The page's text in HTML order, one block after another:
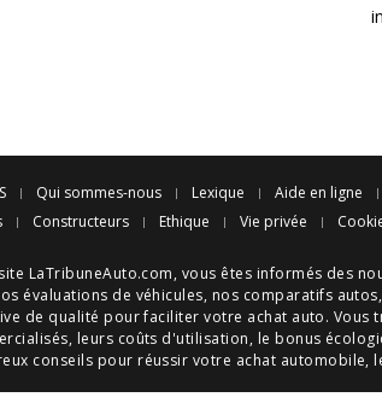
Qui sommes-nous Lexique Aide en ligne
Constructeurs Ethique Vie privée
LaTribuneAuto.com, vous êtes informés des
évaluations de véhicules, nos comparatifs autos
de qualité pour faciliter votre achat auto. Vous
leurs coûts d'utilisation, le bonus
conseils pour réussir votre achat automobile,